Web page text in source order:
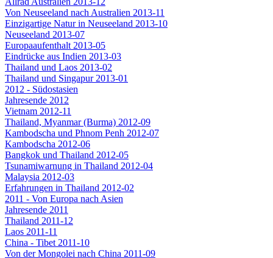
Von Neuseeland nach Australien 2013-11
Einzigartige Natur in Neuseeland 2013-10
Neuseeland 2013-07
Europaaufenthalt 2013-05
Eindrücke aus Indien 2013-03
Thailand und Laos 2013-02
Thailand und Singapur 2013-01
2012 - Südostasien
Jahresende 2012
Vietnam 2012-11
Thailand, Myanmar (Burma) 2012-09
Kambodscha und Phnom Penh 2012-07
Kambodscha 2012-06
Bangkok und Thailand 2012-05
Tsunamiwarnung in Thailand 2012-04
Malaysia 2012-03
Erfahrungen in Thailand 2012-02
2011 - Von Europa nach Asien
Jahresende 2011
Thailand 2011-12
Laos 2011-11
China - Tibet 2011-10
Von der Mongolei nach China 2011-09